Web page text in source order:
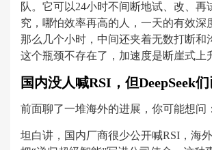
队。它可以24小时不间断地试、改、再
究，哪怕效率再高的人，一天的有效深
那么几个小时，中间还夹着无数打断和
这个瓶颈不存在了，加速度是断崖式上
国内没人喊RSI，但DeepSeek
前面聊了一堆海外的进展，你可能想问
坦白讲，国内厂商很少公开喊RSI，海